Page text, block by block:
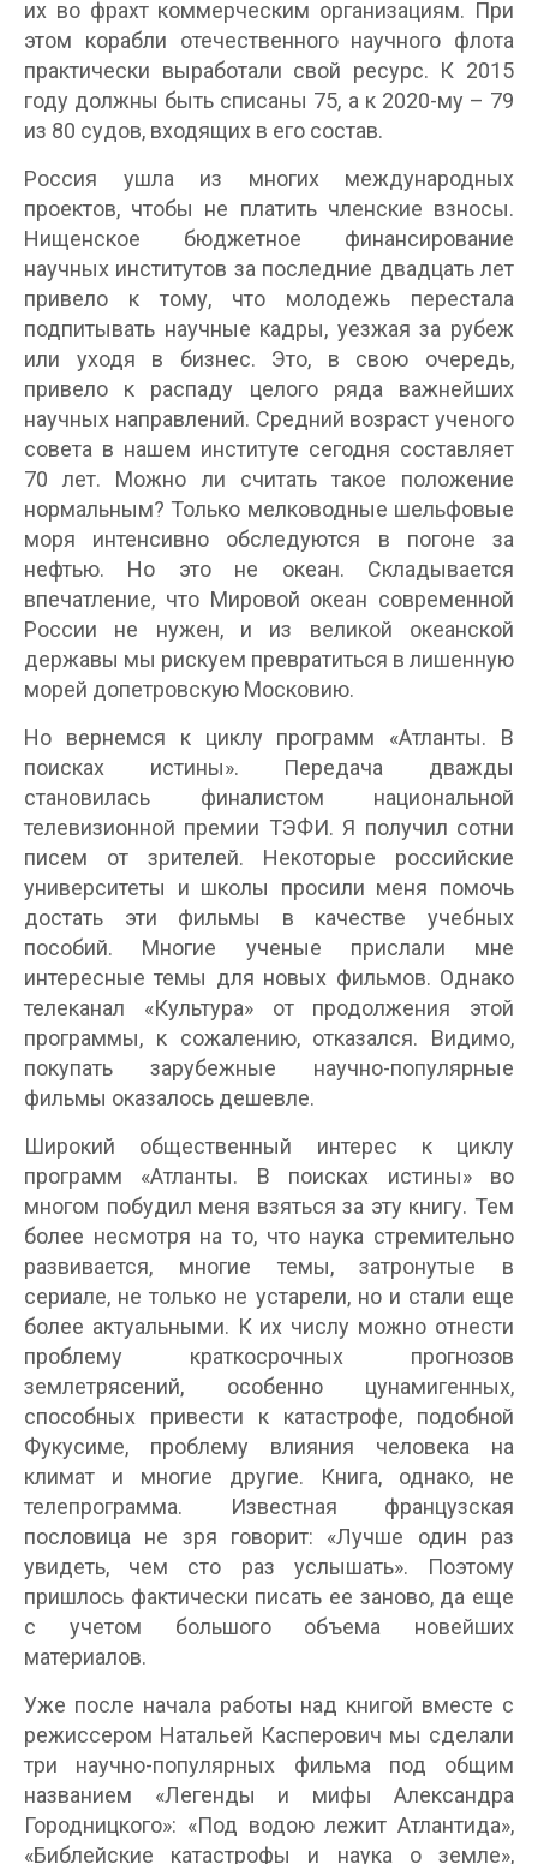
их во фрахт коммерческим организациям. При
этом корабли отечественного научного флота
практически выработали свой ресурс. К 2015
году должны быть списаны 75, а к 2020-му – 79
из 80 судов, входящих в его состав.
Россия ушла из многих международных
проектов, чтобы не платить членские взносы.
Нищенское бюджетное финансирование
научных институтов за последние двадцать лет
привело к тому, что молодежь перестала
подпитывать научные кадры, уезжая за рубеж
или уходя в бизнес. Это, в свою очередь,
привело к распаду целого ряда важнейших
научных направлений. Средний возраст ученого
совета в нашем институте сегодня составляет
70 лет. Можно ли считать такое положение
нормальным? Только мелководные шельфовые
моря интенсивно обследуются в погоне за
нефтью. Но это не океан. Складывается
впечатление, что Мировой океан современной
России не нужен, и из великой океанской
державы мы рискуем превратиться в лишенную
морей допетровскую Московию.
Но вернемся к циклу программ «Атланты. В
поисках истины». Передача дважды
становилась финалистом национальной
телевизионной премии ТЭФИ. Я получил сотни
писем от зрителей. Некоторые российские
университеты и школы просили меня помочь
достать эти фильмы в качестве учебных
пособий. Многие ученые прислали мне
интересные темы для новых фильмов. Однако
телеканал «Культура» от продолжения этой
программы, к сожалению, отказался. Видимо,
покупать зарубежные научно-популярные
фильмы оказалось дешевле.
Широкий общественный интерес к циклу
программ «Атланты. В поисках истины» во
многом побудил меня взяться за эту книгу. Тем
более несмотря на то, что наука стремительно
развивается, многие темы, затронутые в
сериале, не только не устарели, но и стали еще
более актуальными. К их числу можно отнести
проблему краткосрочных прогнозов
землетрясений, особенно цунамигенных,
способных привести к катастрофе, подобной
Фукусиме, проблему влияния человека на
климат и многие другие. Книга, однако, не
телепрограмма. Известная французская
пословица не зря говорит: «Лучше один раз
увидеть, чем сто раз услышать». Поэтому
пришлось фактически писать ее заново, да еще
с учетом большого объема новейших
материалов.
Уже после начала работы над книгой вместе с
режиссером Натальей Касперович мы сделали
три научно-популярных фильма под общим
названием «Легенды и мифы Александра
Городницкого»: «Под водою лежит Атлантида»,
«Библейские катастрофы и наука о земле»,